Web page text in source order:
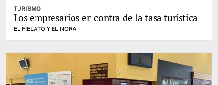
TURISMO
Los empresarios en contra de la tasa turística
EL FIELATO Y EL NORA